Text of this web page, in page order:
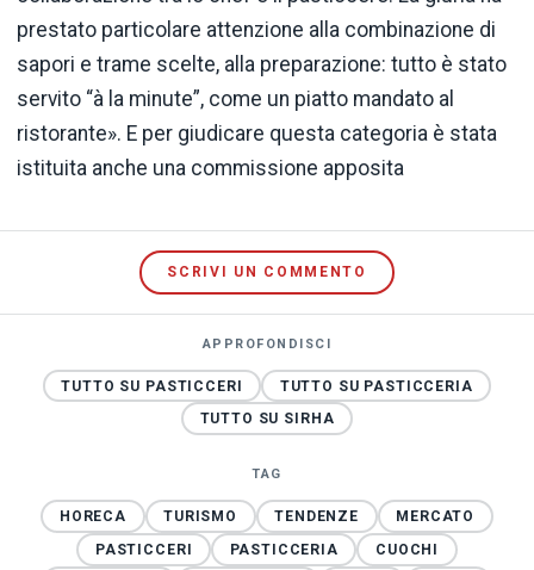
prestato particolare attenzione alla combinazione di
sapori e trame scelte, alla preparazione: tutto è stato
servito “à la minute”, come un piatto mandato al
ristorante». E per giudicare questa categoria è stata
istituita anche una commissione apposita
SCRIVI UN COMMENTO
APPROFONDISCI
TUTTO SU PASTICCERI
TUTTO SU PASTICCERIA
TUTTO SU SIRHA
TAG
HORECA TURISMO TENDENZE
MERCATO
PASTICCERI
PASTICCERIA
CUOCHI